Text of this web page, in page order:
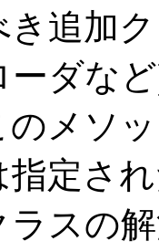
き追加
ーダな
のメソ
指定さ
スの